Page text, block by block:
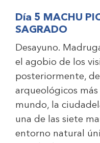
Día 5 MACHU
SAGRADO
Desayuno.
el agobio de los
posteriormente,
arqueológicos
mundo, la
una de las siete
entorno natural